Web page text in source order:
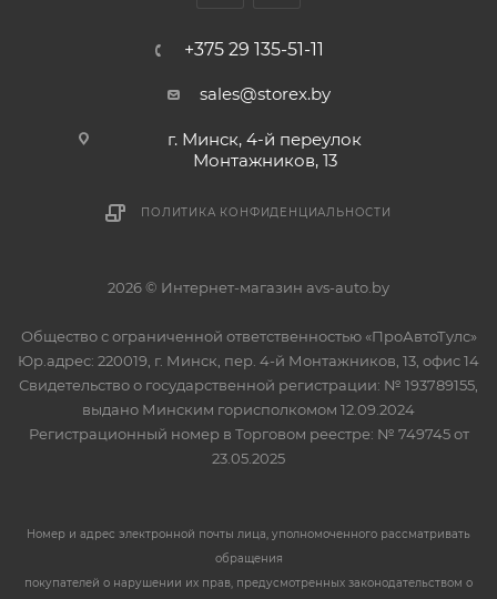
+375 29 135-51-11
sales@storex.by
г. Минск, 4-й переулок
Монтажников, 13
ПОЛИТИКА КОНФИДЕНЦИАЛЬНОСТИ
2026 © Интернет-магазин avs-auto.by
Общество с ограниченной ответственностью «ПроАвтоТулс»
Юр.адрес: 220019, г. Минск, пер. 4-й Монтажников, 13, офис 14
Свидетельство о государственной регистрации: № 193789155,
выдано Минским горисполкомом 12.09.2024
Регистрационный номер в Торговом реестре: № 749745 от
23.05.2025
Номер и адрес электронной почты лица, уполномоченного рассматривать
обращения
покупателей о нарушении их прав, предусмотренных законодательством о